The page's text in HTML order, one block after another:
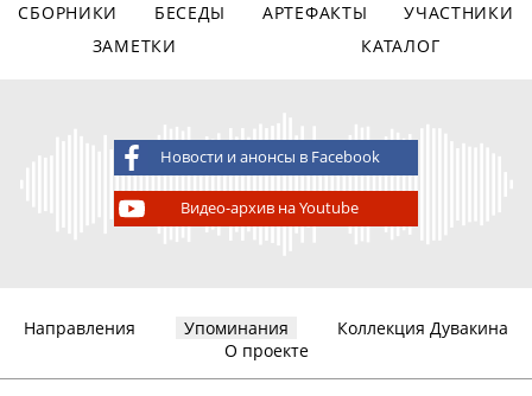
СБОРНИКИ БЕСЕДЫ АРТЕФАКТЫ
УЧАСТНИКИ
ЗАМЕТКИ
КАТАЛОГ
Новости и анонсы в Facebook
Видео-архив на Youtube
Направления Упоминания
Коллекция Дувакина
О проекте